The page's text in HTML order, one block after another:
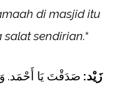
di masjid itu
sendirian.“
زَيْد: صَدَقْتَ يَا أَحْمَد.